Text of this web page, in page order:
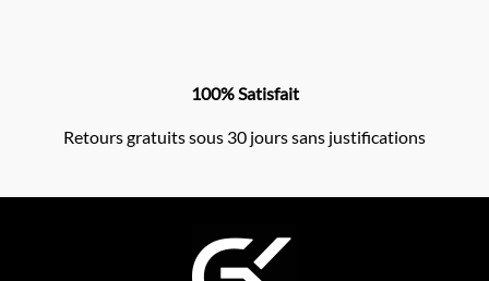
100% Satisfait
Retours gratuits sous 30 jours sans justifications